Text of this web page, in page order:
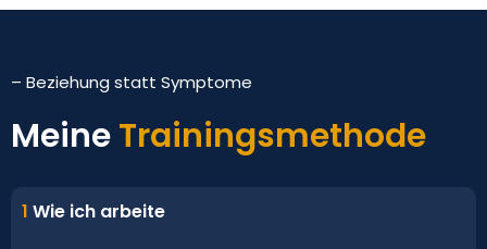
– Beziehung statt Symptome
MeineTrainingsmethode
1 Wie ich arbeite